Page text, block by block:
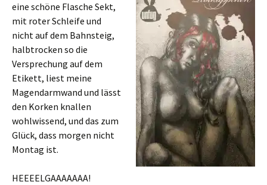
eine schöne Flasche Sekt,
mit roter Schleife und
nicht auf dem Bahnsteig,
halbtrocken so die
Versprechung auf dem
Etikett, liest meine
Magendarmwand und lässt
den Korken knallen
wohlwissend, und das zum
Glück, dass morgen nicht
Montag ist.
HEEEELGAAAAAAA!